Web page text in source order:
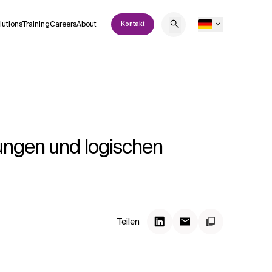
TrainingCareersAbout Kontakt
und logischen
Teilen